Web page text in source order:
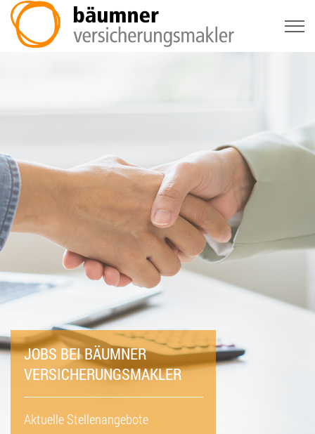
für Privatpersonen
JOBS BEI BÄUMNER
VERSICHERUNGSMAKLER
Aktuelle Stellenangebote